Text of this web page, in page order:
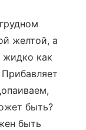
желтой, а
жидко как
быть?
быть